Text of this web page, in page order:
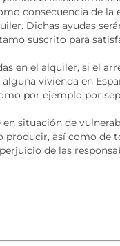
consecuencia de la
Dichas ayudas
suscrito para
en el alquiler, si el
vivienda en
por ejemplo por
en situación de
producir, así como de
de las